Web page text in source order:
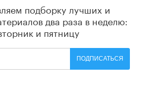
подборку лучших и
два раза в неделю:
и пятницу
ПОДПИСАТЬСЯ